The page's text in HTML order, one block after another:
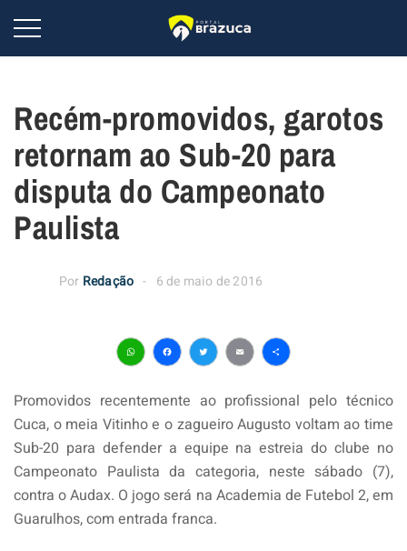
Recém-promovidos, garotos
retornam ao Sub-20 para
disputa do Campeonato
Paulista
Por Redação 6 de maio de 2016
WhatsApp
Facebook
Twitter
EmailShare
Promovidos recentemente ao profissional pelo técnico
Cuca, o meia Vitinho e o zagueiro Augusto voltam ao time
Sub-20 para defender a equipe na estreia do clube no
Campeonato Paulista da categoria, neste sábado (7),
contra o Audax. O jogo será na Academia de Futebol 2, em
Guarulhos, com entrada franca.